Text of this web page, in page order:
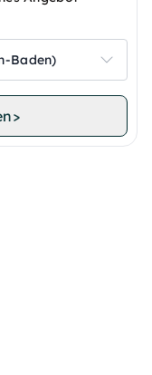
Baden)
>